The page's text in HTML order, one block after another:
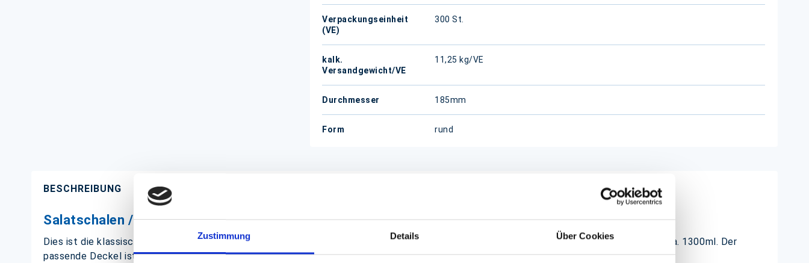
Zustimmung Details Über Cookies
Verpackungseinheit
(VE)
300 St.
kalk.
Versandgewicht/VE
11,25 kg/VE
Durchmesser 185mm
Form rund
BESCHREIBUNG
Salatschalen / Salatboxen Pappe
Dies ist die klassische Salatschale to go, praktisch und sehr günstig. Die Salatbox aus Pappe ohne Aufdruck hat ein großes Volumen von ca. 1300ml. Der
passende Deckel ist separat erhältlich.